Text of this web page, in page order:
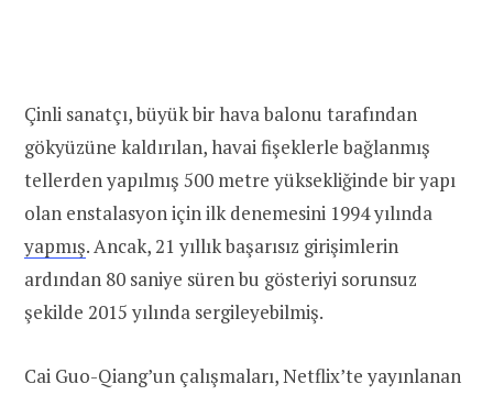
Çinli sanatçı, büyük bir hava balonu tarafından
gökyüzüne kaldırılan, havai fişeklerle bağlanmış
tellerden yapılmış 500 metre yüksekliğinde bir yapı
olan enstalasyon için ilk denemesini 1994 yılında
yapmış. Ancak, 21 yıllık başarısız girişimlerin
ardından 80 saniye süren bu gösteriyi sorunsuz
şekilde 2015 yılında sergileyebilmiş.
Cai Guo-Qiang’un çalışmaları, Netflix’te yayınlanan